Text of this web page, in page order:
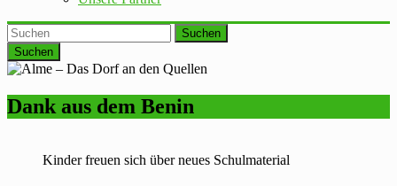
Suchen
Dank aus dem Benin
Kinder freuen sich über neues Schulmaterial